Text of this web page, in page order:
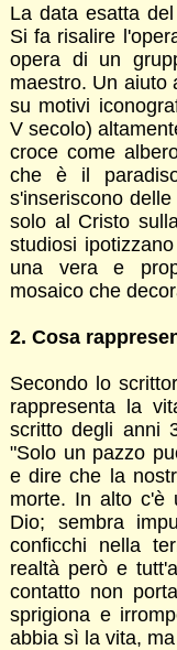
La data esatta
Si fa risalire
opera di un
maestro. Un aiuto
su motivi
V secolo)
croce come
che è il
s'inseriscono
solo al Cristo
studiosi
una vera e
mosaico che
2. Cosa
Secondo lo
rappresenta la
scritto degli anni
"Solo un pazzo
e dire che la
morte. In alto c'è
Dio; sembra
conficchi nella
realtà però e
contatto non
sprigiona e
abbia sì la vita,